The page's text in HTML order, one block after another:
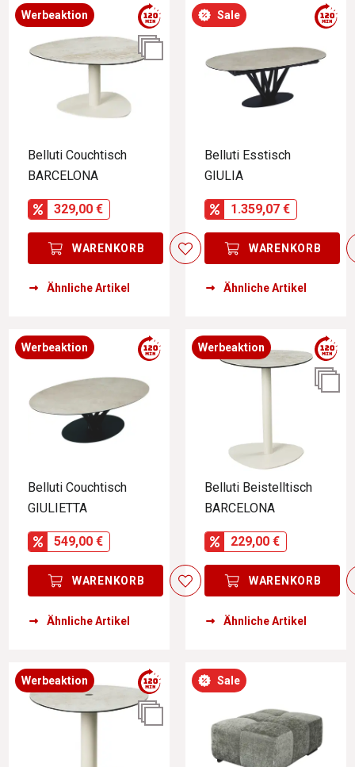
Werbeaktion
Belluti Couchtisch
BARCELONA
329,00 €
WARENKORB
Ähnliche Artikel
Sale
Belluti Esstisch
GIULIA
1.359,07 €
WARENKORB
Ähnliche Artikel
Werbeaktion
Belluti Couchtisch
GIULIETTA
549,00 €
WARENKORB
Ähnliche Artikel
Werbeaktion
Belluti Beistelltisch
BARCELONA
229,00 €
WARENKORB
Ähnliche Artikel
Werbeaktion Sale